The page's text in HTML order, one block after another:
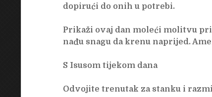
dopirući do onih u potrebi.
Prikaži ovaj dan moleći molitvu
nađu snagu da krenu naprijed.
S Isusom tijekom dana
Odvojite trenutak za stanku i